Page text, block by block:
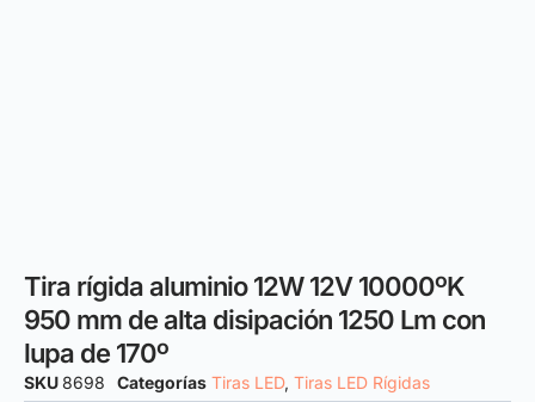
Tira rígida aluminio 12W 12V 10000ºK
950 mm de alta disipación 1250 Lm con
lupa de 170º
SKU8698 Categorías Tiras LED, Tiras LED Rígidas